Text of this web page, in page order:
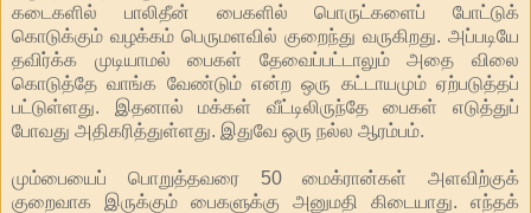
கடைகளில் பாலிதீன் பைகளில் பொருட்களைப் போட்டுக்
கொடுக்கும் வழக்கம் பெருமளவில் குறைந்து வருகிறது. அப்படியே
தவிர்க்க முடியாமல் பைகள் தேவைப்பட்டாலும் அதை விலை
கொடுத்தே வாங்க வேண்டும் என்ற ஒரு கட்டாயமும் ஏற்படுத்தப்
பட்டுள்ளது. இதனால் மக்கள் வீட்டிலிருந்தே பைகள் எடுத்துப்
போவது அதிகரித்துள்ளது. இதுவே ஒரு நல்ல ஆரம்பம்.
மும்பையைப் பொறுத்தவரை 50 மைக்ரான்கள் அளவிற்குக்
குறைவாக இருக்கும் பைகளுக்கு அனுமதி கிடையாது. எந்தக்